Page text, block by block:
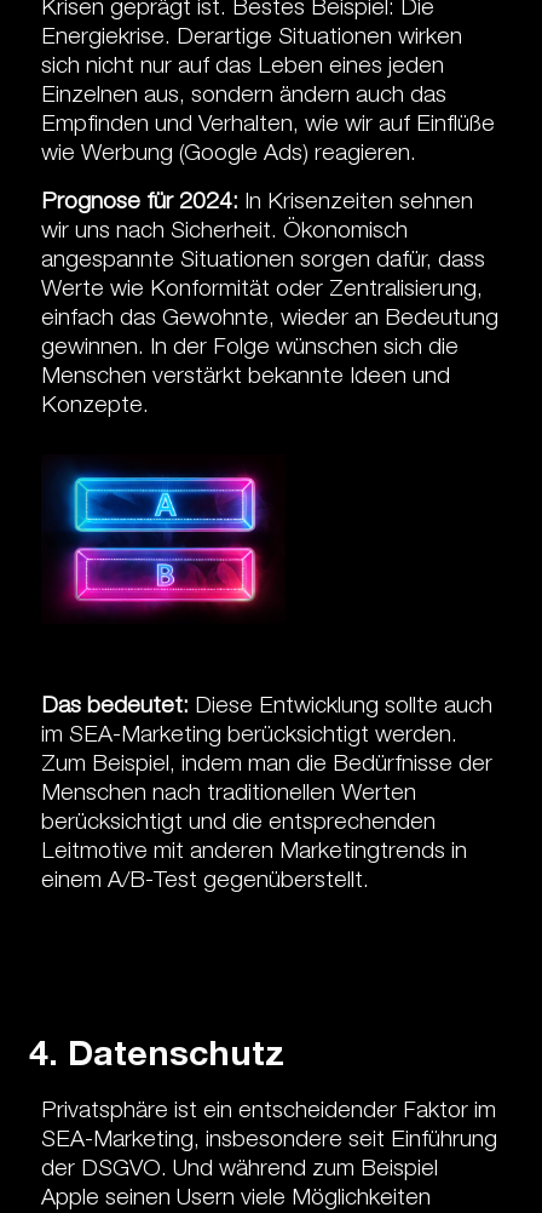
Krisen geprägt ist. Bestes Beispiel: Die
Energiekrise. Derartige Situationen wirken
sich nicht nur auf das Leben eines jeden
Einzelnen aus, sondern ändern auch das
Empfinden und Verhalten, wie wir auf Einflüße
wie Werbung (Google Ads) reagieren.
Prognose für 2024: In Krisenzeiten sehnen
wir uns nach Sicherheit. Ökonomisch
angespannte Situationen sorgen dafür, dass
Werte wie Konformität oder Zentralisierung,
einfach das Gewohnte, wieder an Bedeutung
gewinnen. In der Folge wünschen sich die
Menschen verstärkt bekannte Ideen und
Konzepte.
Das bedeutet: Diese Entwicklung sollte auch
im SEA-Marketing berücksichtigt werden.
Zum Beispiel, indem man die Bedürfnisse der
Menschen nach traditionellen Werten
berücksichtigt und die entsprechenden
Leitmotive mit anderen Marketingtrends in
einem A/B-Test gegenüberstellt.
4. Datenschutz
Privatsphäre ist ein entscheidender Faktor im
SEA-Marketing, insbesondere seit Einführung
der DSGVO. Und während zum Beispiel
Apple seinen Usern viele Möglichkeiten